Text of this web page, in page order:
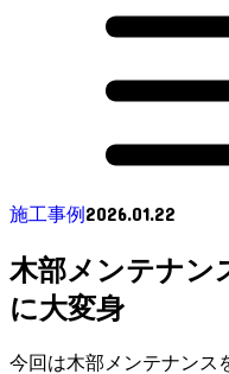
施工事例 2026.01.22
木部メンテナン
に大変身
今回は木部メンテナンス